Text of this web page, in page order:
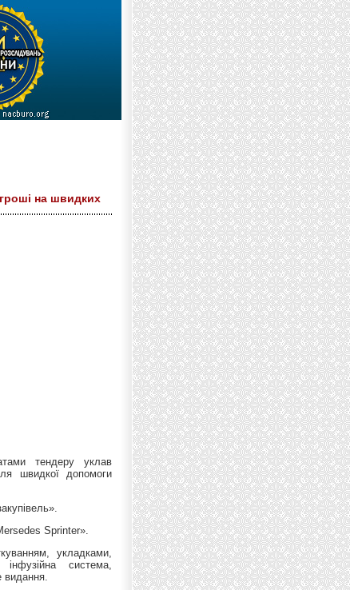
на швидких
тендеру уклав
швидкої допомоги
Sprinter».
укладками,
система,
видання.